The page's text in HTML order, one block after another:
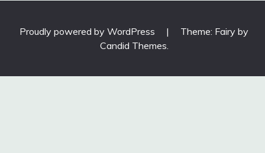
Proudly powered by WordPress |
Theme: Fairy by
Candid Themes.